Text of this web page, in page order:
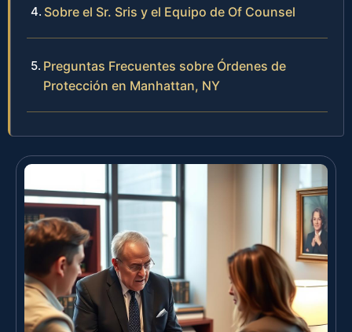
Sobre el Sr. Sris y el Equipo de Of Counsel
Preguntas Frecuentes sobre Órdenes de
Protección en Manhattan, NY